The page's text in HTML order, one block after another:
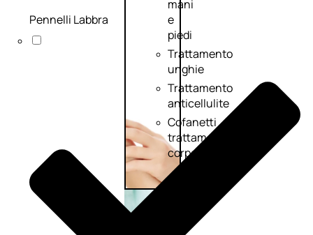
mani
e
piedi
Trattamento
unghie
Trattamento
anticellulite
Cofanetti
trattamento
corpo
Pennelli Labbra